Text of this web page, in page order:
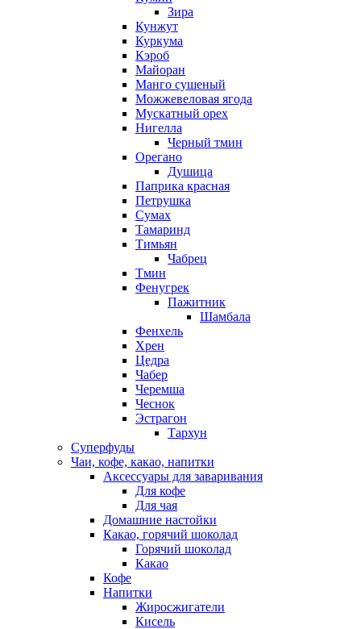
Зира
Кунжут
Куркума
Кэроб
Майоран
Манго сушеный
Можжевеловая ягода
Мускатный орех
Нигелла
Черный тмин
Орегано
Душица
Паприка красная
Петрушка
Сумах
Тамаринд
Тимьян
Чабрец
Тмин
Фенугрек
Пажитник
Шамбала
Фенхель
Хрен
Цедра
Чабер
Черемша
Чеснок
Эстрагон
Тархун
Суперфуды
Чаи, кофе, какао, напитки
Аксессуары для заваривания
Для кофе
Для чая
Домашние настойки
Какао, горячий шоколад
Горячий шоколад
Какао
Кофе
Напитки
Жиросжигатели
Кисель